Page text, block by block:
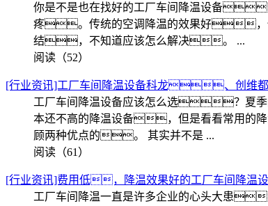
你是不是也在找好的工厂车间降温设备
疼。传统的空调降温的效果好，
结，不知道应该怎么解决。 ...
阅读（52）
[行业资讯]工厂车间降温设备科龙、创维都
工厂车间降温设备应该怎么选？夏
本还不高的降温设备，但是看看常用的
顾两种优点的。 其实并不是 ...
阅读（61）
[行业资讯]费用低，降温效果好的工厂车间降
工厂车间降温一直是许多企业的心头大患